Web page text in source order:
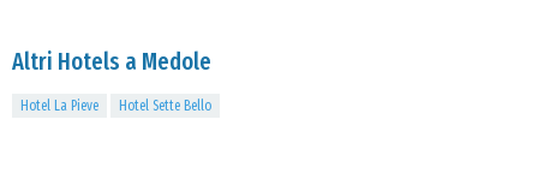
Altri Hotels a Medole
Hotel La Pieve Hotel Sette Bello